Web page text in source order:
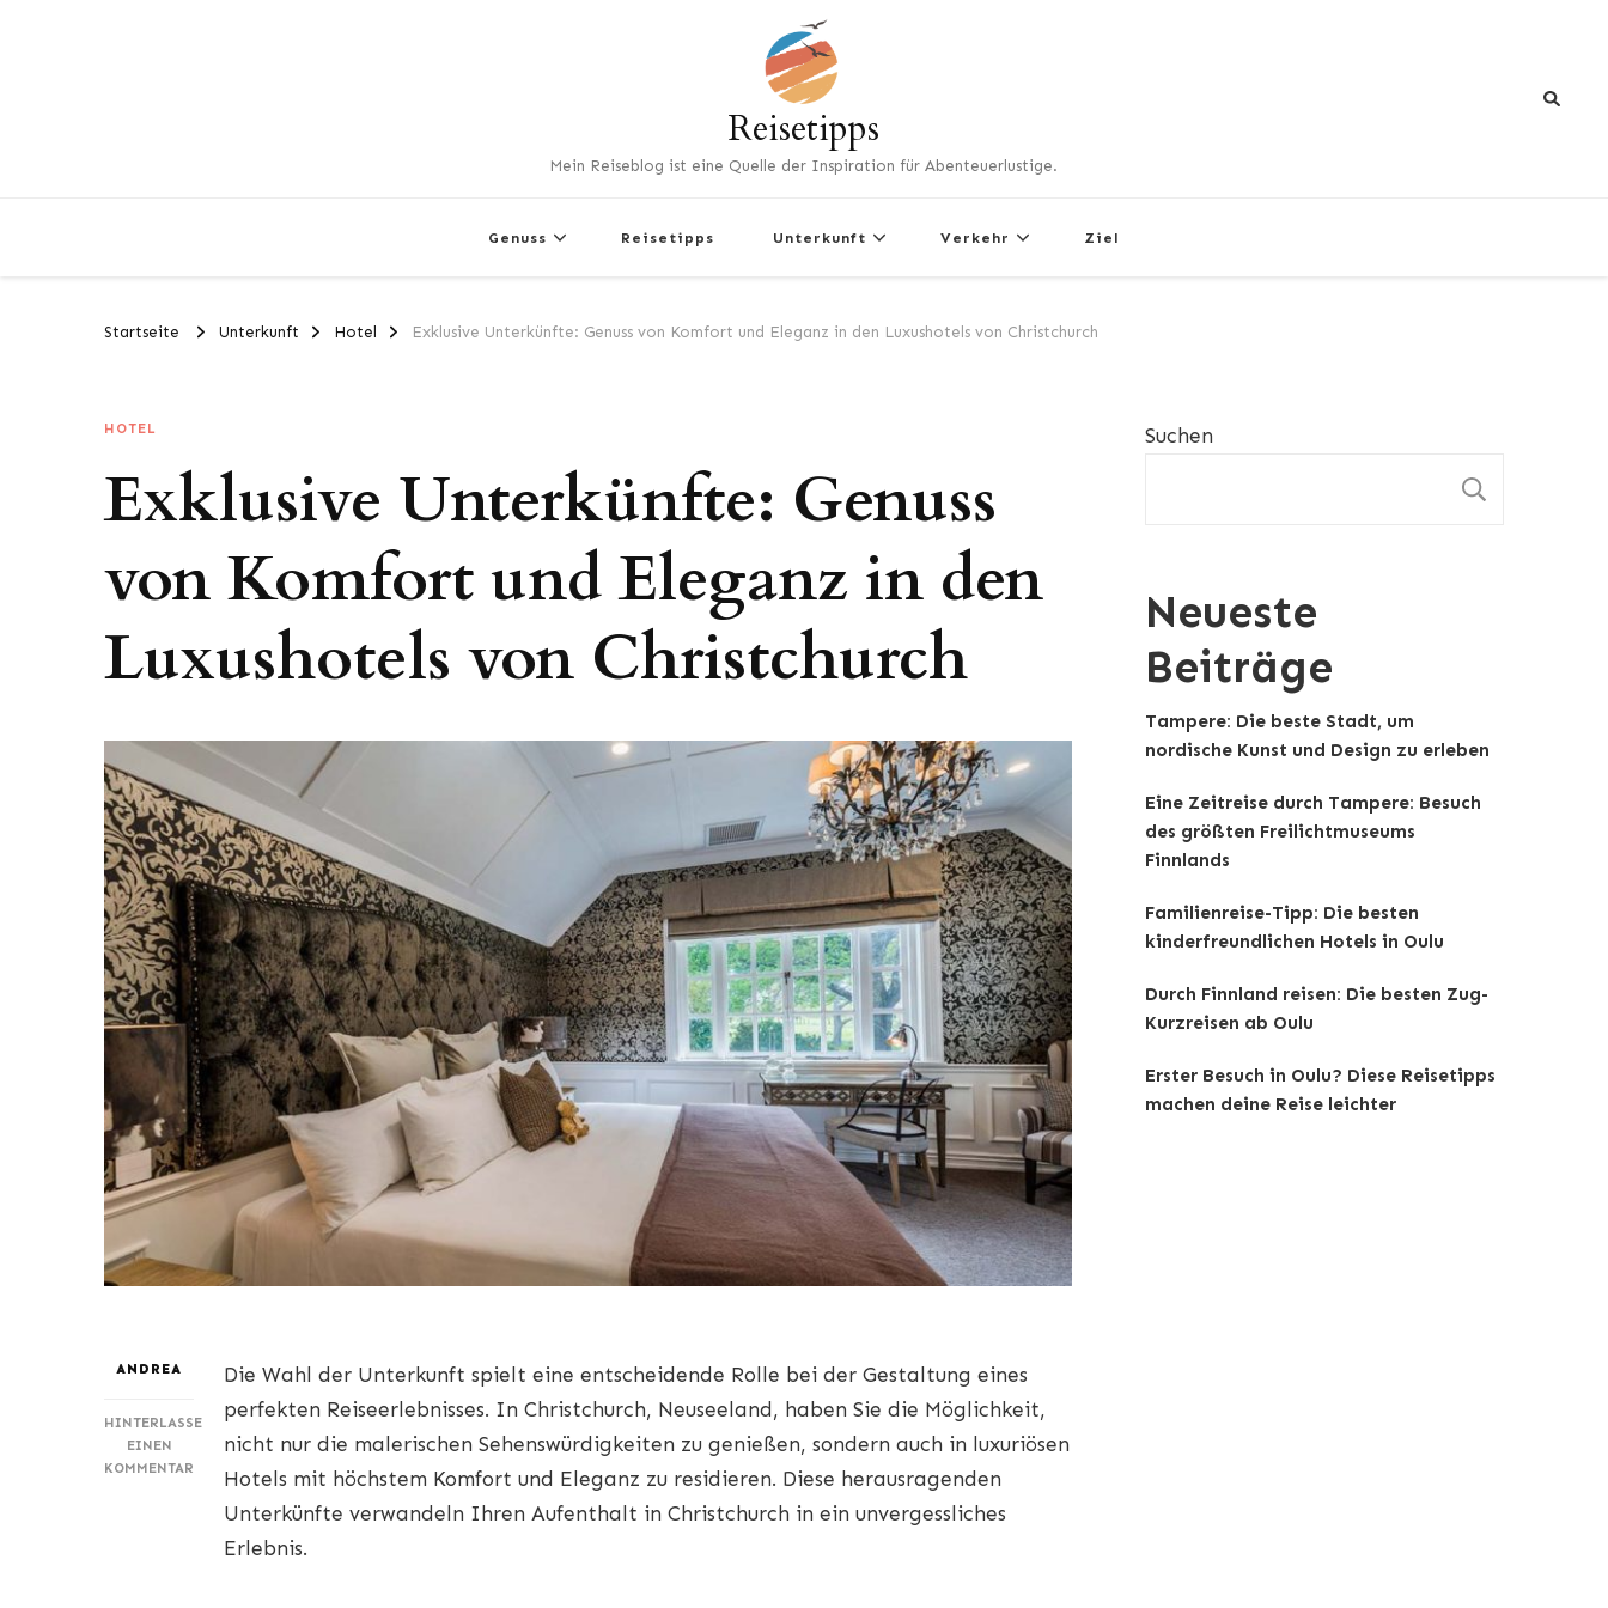
Reisetipps
Mein Reiseblog ist eine Quelle der Inspiration für Abenteuerlustige.
Genuss Reisetipps Unterkunft Verkehr Ziel
Startseite Unterkunft Hotel Exklusive Unterkünfte: Genuss von Komfort und Eleganz in den Luxushotels von Christchurch
HOTEL
Exklusive Unterkünfte: Genuss
von Komfort und Eleganz in den
Luxushotels von Christchurch
ANDREA
HINTERLASSE
EINEN
KOMMENTAR
EXKLUSIVE
UNTERKÜNFTE:
Die Wahl der Unterkunft spielt eine entscheidende Rolle bei der Gestaltung eines
perfekten Reiseerlebnisses. In Christchurch, Neuseeland, haben Sie die Möglichkeit,
nicht nur die malerischen Sehenswürdigkeiten zu genießen, sondern auch in luxuriösen
Hotels mit höchstem Komfort und Eleganz zu residieren. Diese herausragenden
Unterkünfte verwandeln Ihren Aufenthalt in Christchurch in ein unvergessliches
Erlebnis.
Suchen
Neueste
Beiträge
Tampere: Die beste Stadt, um
nordische Kunst und Design zu erleben
Eine Zeitreise durch Tampere: Besuch
des größten Freilichtmuseums
Finnlands
Familienreise-Tipp: Die besten
kinderfreundlichen Hotels in Oulu
Durch Finnland reisen: Die besten Zug-
Kurzreisen ab Oulu
Erster Besuch in Oulu? Diese Reisetipps
machen deine Reise leichter